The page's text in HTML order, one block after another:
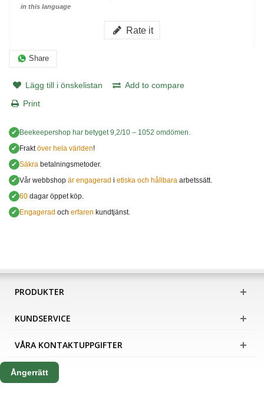
in this language
Rate it
Share
Lägg till i önskelistan
Add to compare
Print
✔ Beekeepershop har betyget 9,2/10 – 1052 omdömen.
✔ Fraktöver hela världen!
✔ Säkra betalningsmetoder.
✔ Vår webbshop är engagerad i etiska och hållbara arbetssätt.
✔ 60 dagar öppet köp.
✔ Engagerad och erfaren kundtjänst.
PRODUKTER
KUNDSERVICE
VÅRA KONTAKTUPPGIFTER
Ångerrätt